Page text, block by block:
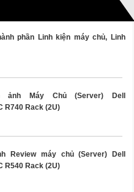
phần Linh kiện máy chủ, Linh
ảnh Máy Chủ (Server) Dell
R740 Rack (2U)
Review máy chủ (Server) Dell
R540 Rack (2U)